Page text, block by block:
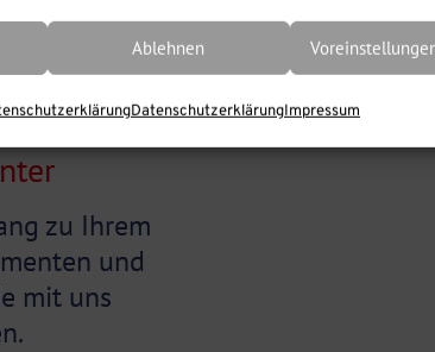
Ablehnen
DatenschutzerklärungImpressum
zu Ihrem
und
mit uns